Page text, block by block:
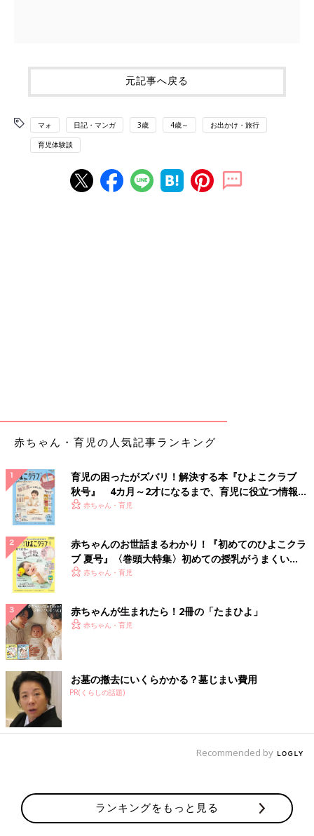
元記事へ戻る
マォ 日記・マンガ 3歳 4歳～ お出かけ・旅行
育児体験談
赤ちゃん・育児の人気記事ランキング
育児の困ったがズバリ！解決する本『ひよこクラブ
秋号』 4カ月～2才になるまで、育児に役立つ情報が
いっぱい！
赤ちゃん・育児
赤ちゃんのお世話まるわかり！『初めてのひよこクラ
ブ 夏号』〈巻頭大特集〉初めての授乳がうまくい
く！ おっぱい・ミルクの基本と夏のトラブル 解決テ
赤ちゃん・育児
赤ちゃんが生まれたら！2冊の「たまひよ」
赤ちゃん・育児
お墓の撤去にいくらかかる？墓じまい費用
PR(くらしの話題)
Recommended by
ランキングをもっと見る